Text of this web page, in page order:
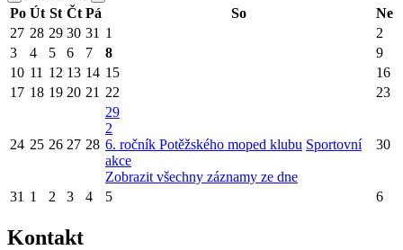
Po Út St Čt Pá So
Ne
27 28 29 30 31 1
2
3
4 5 6 7 8
9
10 11 12 13 14 15
16
17 18 19 20 21 22 23
24 25 26 27 28
29
2
6. ročník Potěžského moped klubu Sportovní
akce
Zobrazit všechny záznamy ze dne
30
31 1 2 3 4 5 6
Kontakt